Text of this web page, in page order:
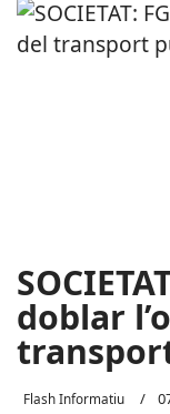
doblar
Flash Informatiu